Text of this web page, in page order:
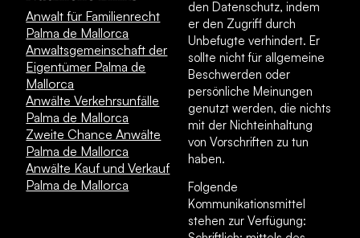
Anwalt für Familienrecht
Palma de Mallorca
Anwaltsgemeinschaft der
Eigentümer Palma de
Mallorca
Anwälte Verkehrsunfälle
Palma de Mallorca
Zweite Chance Anwälte
Palma de Mallorca
Anwälte Kauf und Verkauf
Palma de Mallorca
den Datenschutz, indem
er den Zugriff durch
Unbefugte verhindert. Er
sollte nicht für allgemeine
Beschwerden oder
persönliche Meinungen
genutzt werden, die nichts
mit der Nichteinhaltung
von Vorschriften zu tun
haben.
Folgende
Kommunikationsmittel
stehen zur Verfügung: